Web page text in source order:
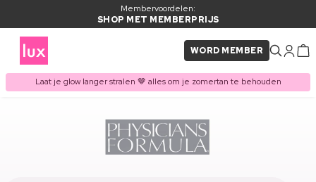
Membervoordelen:
SHOP MET MEMBERPRIJS
WORD MEMBER
Laat je glow langer stralen 🤎 alles om je zomertan te behouden